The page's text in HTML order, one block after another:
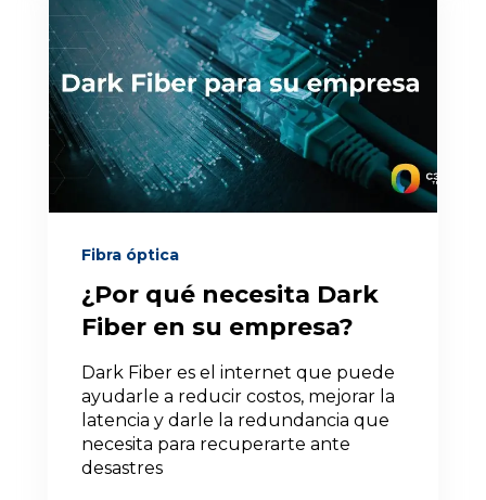
Fibra óptica
¿Por qué necesita Dark
Fiber en su empresa?
Dark Fiber es el internet que puede
ayudarle a reducir costos, mejorar la
latencia y darle la redundancia que
necesita para recuperarte ante
desastres